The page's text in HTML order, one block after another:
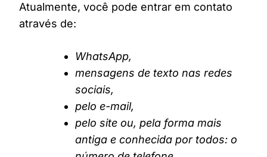
Atualmente, você pode entrar em contato
através de:
WhatsApp,
mensagens de texto nas redes
sociais,
pelo e-mail,
pelo site ou, pela forma mais
antiga e conhecida por todos: o